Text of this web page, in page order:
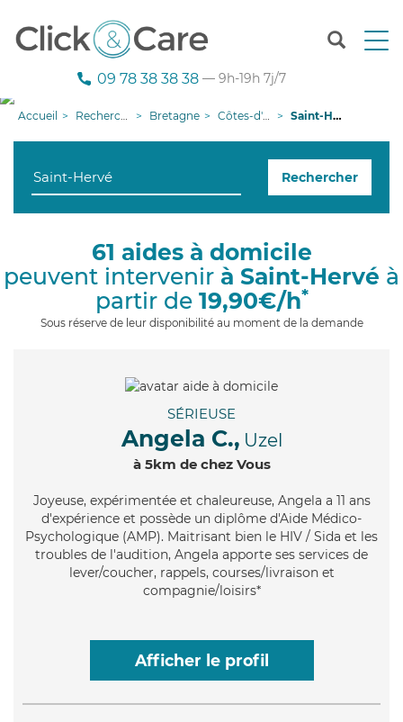
T
n
g
i
09 78 38 38 38 — 9h-19h 7j/7
Accueil Recherche aide à domicile Bretagne Côtes-d'armor Saint-Hervé
Rechercher
61 aides à domicile
peuvent intervenir à Saint-Hervé à
partir de 19,90€/h*
Sous réserve de leur disponibilité au moment de la demande
SÉRIEUSE
Angela C., Uzel
à 5km de chez Vous
Joyeuse, expérimentée et chaleureuse, Angela a 11 ans
d'expérience et possède un diplôme d'Aide Médico-
Psychologique (AMP). Maitrisant bien le HIV / Sida et les
troubles de l'audition, Angela apporte ses services de
lever/coucher, rappels, courses/livraison et
compagnie/loisirs*
Afficher le profil